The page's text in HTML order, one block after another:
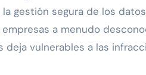
gestión segura de los
a menudo
deja vulnerables a las